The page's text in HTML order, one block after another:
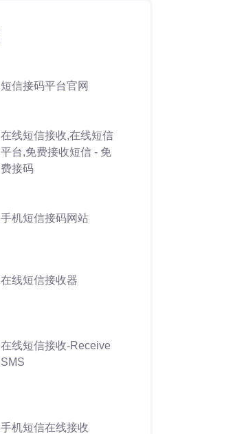
短信接码平台官网
在线短信接收,在线短信
平台,免费接收短信 - 免
费接码
手机短信接码网站
在线短信接收器
在线短信接收-Receive
SMS
手机短信在线接收